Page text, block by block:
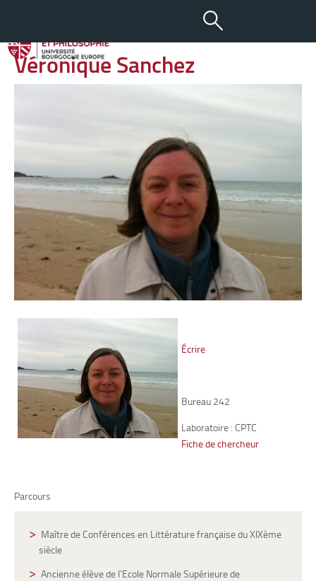
aA - +
08 AVR 2013
Véronique Sanchez
Écrire
Bureau 242
Laboratoire : CPTC
Fiche de chercheur
Parcours
Maître de Conférences en Littérature française du XIXème
siècle
Ancienne élève de l’Ecole Normale Supérieure de